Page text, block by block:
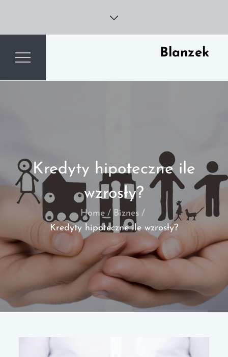
content
Blanzek
Kredyty hipoteczne ile
wzrosły?
Home
Biznes
Kredyty hipoteczne ile wzrosły?